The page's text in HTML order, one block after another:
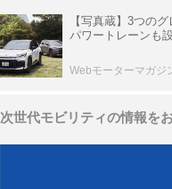
【写真蔵】3つの
パワートレーンも
Webモーターマガジ
次世代モビリティの情報を